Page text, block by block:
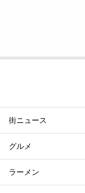
街ニュース
グルメ
ラーメン